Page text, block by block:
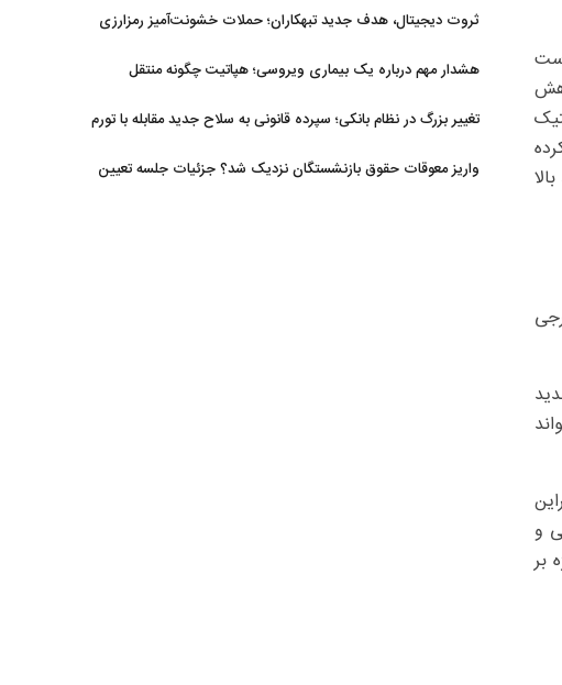
تجارت است، در ایران تا ۲۴‌درصد بالا
و
بر
ثروت دیجیتال، هدف جدید تبهکاران؛ حملات خشونت‌آمیز رمزارزی
هشدار مهم درباره یک بیماری ویروسی؛ هپاتیت چگونه منتقل
تغییر بزرگ در نظام بانکی؛ سپرده قانونی به سلاح جدید مقابله با تورم
واریز معوقات حقوق بازنشستگان نزدیک شد؟ جزئیات جلسه تعیین